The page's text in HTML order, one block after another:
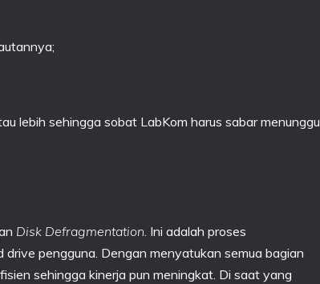
lebih sehingga sobat LabKom harus sabar menunggu
Disk Defragmentation. Ini adalah proses
pengguna. Dengan menyatukan semua bagian
sehingga kinerja pun meningkat. Di saat yang